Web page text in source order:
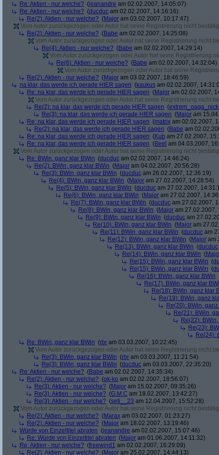
Re: Aktien - nur welche? (jeanandre am 02.02.2007, 14:05:07)
Re: Aktien - nur welche? (ducduc am 02.02.2007, 14:16:16)
Re(2): Aktien - nur welche? (Major am 03.02.2007, 10:17:47)
Vom Autor zurückgezogen oder Autor hat seine Registrierung nicht
Re(2): Aktien - nur welche? (Babe am 02.02.2007, 14:25:08)
Vom Autor zurückgezogen oder Autor hat seine Registrierung nicht
Re(4): Aktien - nur welche? (Babe am 02.02.2007, 14:29:14)
Vom Autor zurückgezogen oder Autor hat seine Registrierung
Re(6): Aktien - nur welche? (Babe am 02.02.2007, 14:32:04)
Vom Autor zurückgezogen oder Autor hat seine
Re(2): Aktien - nur welche? (Major am 03.02.2007, 18:46:59)
na klar, das werde ich gerade HIER sagen (kaukus am 02.02.2007,
Re: na klar, das werde ich gerade HIER sagen (Major am 02.02.2007,
Vom Autor zurückgezogen oder Autor hat seine Registrierung nicht
Re(2): na klar, das werde ich gerade HIER sagen (extrem_oaga_nick
Re(3): na klar, das werde ich gerade HIER sagen (Major am
Re: na klar, das werde ich gerade HIER sagen (matrix am 02.02.2007,
Re(2): na klar, das werde ich gerade HIER sagen (Babe am
Re: na klar, das werde ich gerade HIER sagen (Kub am 27.02.2007,
Re: na klar, das werde ich gerade HIER sagen (Beel am 04.03.2007,
Vom Autor zurückgezogen oder Autor hat seine Registrierung nicht
Re: BWin, ganz klar BWin (ducduc am 02.02.2007, 14:46:24)
Re(2): BWin, ganz klar BWin (Major am 04.02.2007, 20:56:28)
Re(3): BWin, ganz klar BWin (ducduc am 26.02.2007, 12:36:19)
Re(4): BWin, ganz klar BWin (Major am 27.02.2007, 14:28:54)
Re(5): BWin, ganz klar BWin (ducduc am 27.02.2007,
Re(6): BWin, ganz klar BWin (Major am 27.02.2007,
Re(7): BWin, ganz klar BWin (ducduc am 27.02.2007,
Re(8): BWin, ganz klar BWin (Major am 27.02.2007,
Re(9): BWin, ganz klar BWin (ducduc am
Re(10): BWin, ganz klar BWin (Major am
Re(11): BWin, ganz klar BWin (ducduc am
Re(12): BWin, ganz klar BWin (Major am
Re(13): BWin, ganz klar BWin (ducduc
Re(14): BWin, ganz klar BWin (
Re(15): BWin, ganz klar BWin (
Re(15): BWin, ganz klar BWin (
Re(16): BWin, ganz klar BWin
Re(17): BWin, ganz klar
Re(18): BWin, ganz klar
Re(19): BWin, ganz
Re(20): BWin,
Re(21): BWin,
Re(22):
Re(23):
Re(24):
Re: BWin, ganz klar BWin (rbr am 03.03.2007, 10:22:45)
Vom Autor zurückgezogen oder Autor hat seine Registrierung nicht
Re(3): BWin, ganz klar BWin (rbr am 03.03.2007, 11:21:54)
Re(3): BWin, ganz klar BWin (ducduc am 03.03.2007, 22:35:20)
Re: Aktien - nur welche? (Babe am 02.02.2007, 14:35:34)
Re(2): Aktien - nur welche? (ok-ko am 02.02.2007, 18:56:07)
Re(3): Aktien - nur welche? (Major am 15.02.2007, 09:35:26)
Re(3): Aktien - nur welche? (G.M.C am 18.02.2007, 13:42:27)
Re(3): Aktien - nur welche? (seti__23 am 12.04.2007, 15:52:28)
Vom Autor zurückgezogen oder Autor hat seine Registrierung nicht
Re(2): Aktien - nur welche? (Marax am 03.02.2007, 01:23:27)
Re(2): Aktien - nur welche? (Major am 18.02.2007, 13:19:46)
Würde von Einzeltitel abraten (jeanandre am 02.02.2007, 15:07:46)
Re: Würde von Einzeltitel abraten (Major am 01.06.2007, 14:11:32)
Re: Aktien - nur welche? (freewind1 am 02.02.2007, 16:29:09)
Re(2): Aktien - nur welche? (Major am 25.02.2007, 14:44:13)